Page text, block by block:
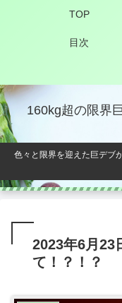
160kg超の限界
色々と限界を迎えた巨デブ
TOP
目次
2023年6月
て！？！？